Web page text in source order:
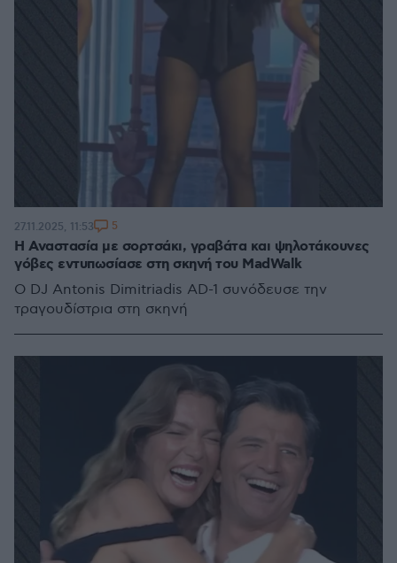
Η Αναστασία με σορτσάκι, γραβάτα και ψηλοτάκουνες
γόβες εντυπωσίασε στη σκηνή του MadWalk
Ο DJ Antonis Dimitriadis AD-1 συνόδευσε την
τραγουδίστρια στη σκηνή
27.11.2025, 11:53 5